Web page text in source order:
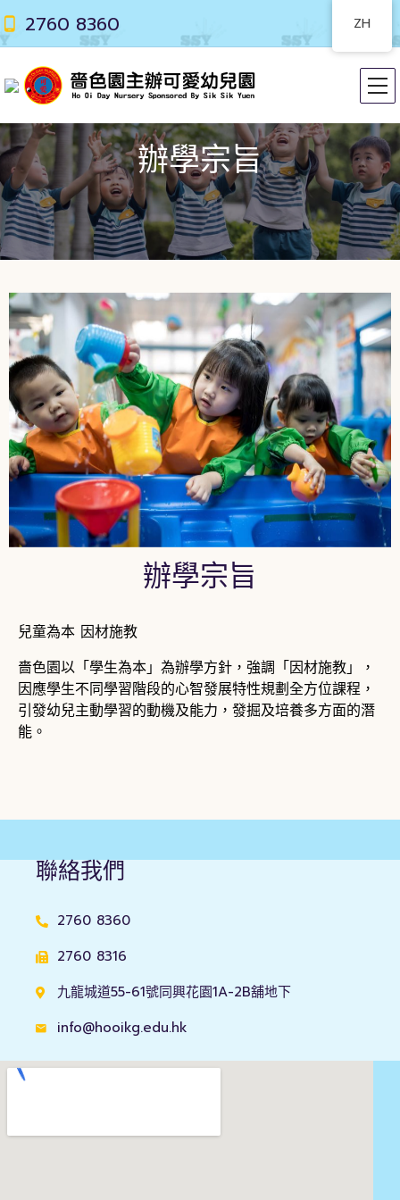
2760 8360
辦學宗旨​
辦學宗旨
兒童為本 因材施教
嗇色園以「學生為本」為辦學方針，強調「因材施教」，
因應學生不同學習階段的心智發展特性規劃全方位課程，
引發幼兒主動學習的動機及能力，發掘及培養多方面的潛
能。
聯絡我們
2760 8360
2760 8316
九龍城道55-61號同興花園1A-2B舖地下
info@hooikg.edu.hk
ZH